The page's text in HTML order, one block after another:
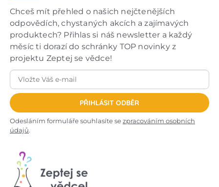
Chceš mít přehled o našich nejčtenějších
odpovědích, chystaných akcích a zajímavých
produktech? Přihlas si náš newsletter a každý
měsíc ti dorazí do schránky TOP novinky z
projektu Zeptej se vědce!
PŘIHLÁSIT ODBĚR
Odesláním formuláře souhlasíte sezpracováním osobních
údajů.